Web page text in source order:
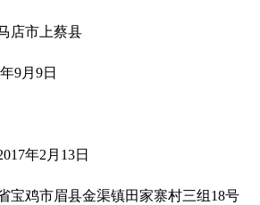
店市上蔡县
9月9日
年2月13日
宝鸡市眉县金渠镇田家寨村三组18号